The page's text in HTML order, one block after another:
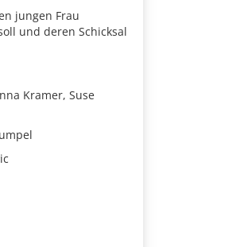
jungen Frau
und deren Schicksal
Kramer, Suse